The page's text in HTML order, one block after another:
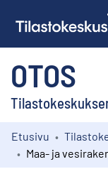
OTOS
Kokoelmat
Etusivu